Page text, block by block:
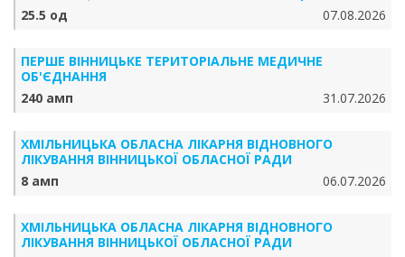
25.5 од
07.08.2026
ПЕРШЕ ВІННИЦЬКЕ ТЕРИТОРІАЛЬНЕ МЕДИЧНЕ
ОБ'ЄДНАННЯ
240 амп
31.07.2026
ХМІЛЬНИЦЬКА ОБЛАСНА ЛІКАРНЯ ВІДНОВНОГО
ЛІКУВАННЯ ВІННИЦЬКОЇ ОБЛАСНОЇ РАДИ
8 амп
06.07.2026
ХМІЛЬНИЦЬКА ОБЛАСНА ЛІКАРНЯ ВІДНОВНОГО
ЛІКУВАННЯ ВІННИЦЬКОЇ ОБЛАСНОЇ РАДИ